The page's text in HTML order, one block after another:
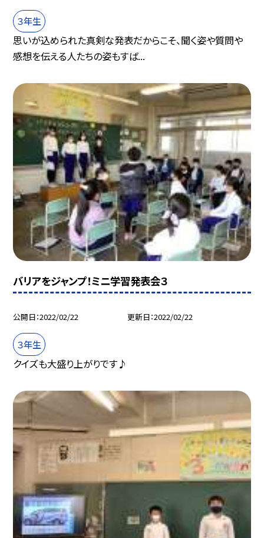
３年生
思いが込められた真剣な発表だからこそ、聞く姿や質問や
感想を伝える人たちの姿もすば...
バリアをジャンプ！ミニ学習発表会３
公開日 2022/02/22 更新日 2022/02/22
３年生
クイズも大盛り上がりです♪